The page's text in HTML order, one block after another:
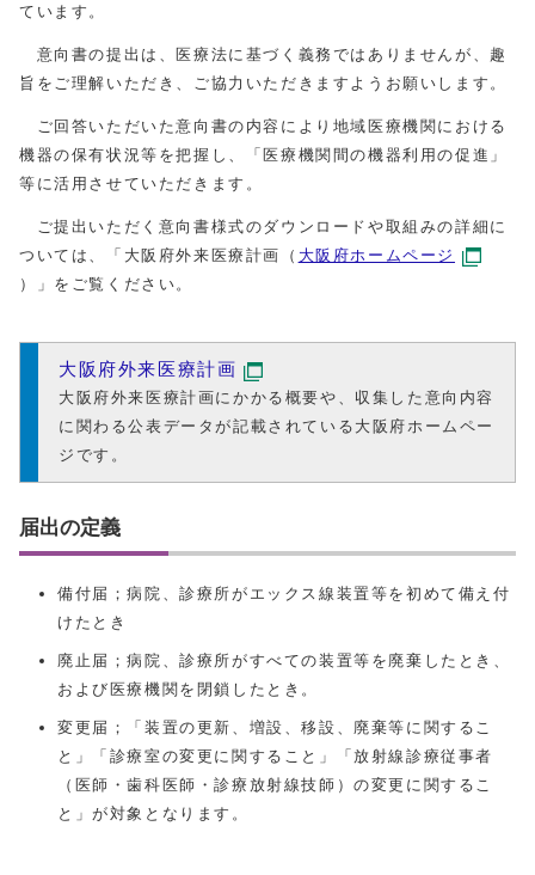
ています。
意向書の提出は、医療法に基づく義務ではありませんが、趣
旨をご理解いただき、ご協力いただきますようお願いします。
ご回答いただいた意向書の内容により地域医療機関における
機器の保有状況等を把握し、「医療機関間の機器利用の促進」
等に活用させていただきます。
ご提出いただく意向書様式のダウンロードや取組みの詳細に
ついては、「大阪府外来医療計画（ 大阪府ホームページ
）」をご覧ください。
大阪府外来医療計画
大阪府外来医療計画にかかる概要や、収集した意向内容
に関わる公表データが記載されている大阪府ホームペー
ジです。
届出の定義
備付届；病院、診療所がエックス線装置等を初めて備え付
けたとき
廃止届；病院、診療所がすべての装置等を廃棄したとき、
および医療機関を閉鎖したとき。
変更届；「装置の更新、増設、移設、廃棄等に関するこ
と」「診療室の変更に関すること」「放射線診療従事者
（医師・歯科医師・診療放射線技師）の変更に関するこ
と」が対象となります。